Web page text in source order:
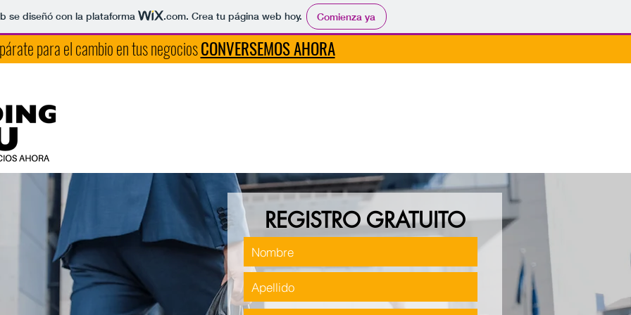
se diseñó con la plataforma .com. Crea tu página web hoy. Comienza ya
para el cambio en tus negociosCONVERSEMOS AHORA
REGISTRO GRATUITO